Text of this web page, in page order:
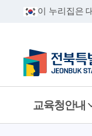
이 누리집은
교육청안내